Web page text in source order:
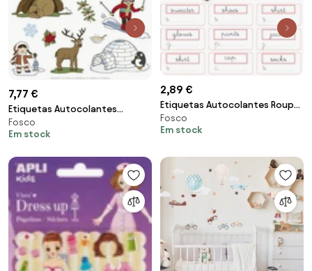
7,77 €
Etiquetas Autocolantes
Inverno Removíveis 12f
Fosco
Em stock
2,89 €
Etiquetas Autocolantes Roupa
Removíveis 3f
Fosco
Em stock